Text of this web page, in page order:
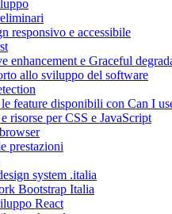
responsivo e accessibile
enhancement e Graceful
allo sviluppo del software
feature disponibili con Can I
risorse per CSS e JavaScript
prestazioni
system .italia
Bootstrap Italia
React